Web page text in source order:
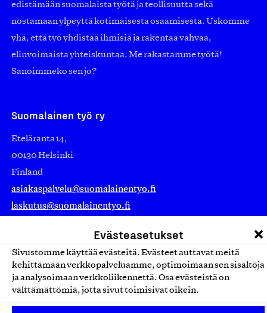
Evästeasetukset
Sivustomme käyttää evästeitä. Evästeet auttavat meitä
kehittämään verkkopalveluamme, optimoimaan sen sisältöjä
ja analysoimaan verkkoliikennettä. Osa evästeistä on
välttämättömiä, jotta sivut toimisivat oikein.
edistämään suomalaista työtä ja teollisuutta sekä
nostamaan ylpeyttä kotimaisesta osaamisesta. Uskomme
yhä, että työ yhdistää ihmisiä ja rakentaa vahvaa,
elinvoimaista yhteiskuntaa. Me rakastamme työtä!
Sanoimmeko sen jo?
Suomalainen työ ry
Eteläranta 14,
00130 Helsinki
Finland
asiakaspalvelu@suomalainentyo.fi
laskutus@suomalainentyo.fi
Avainlippu